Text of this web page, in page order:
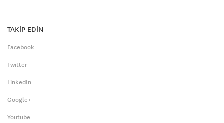
TAKİP EDİN
Facebook
Twitter
LinkedIn
Google+
Youtube